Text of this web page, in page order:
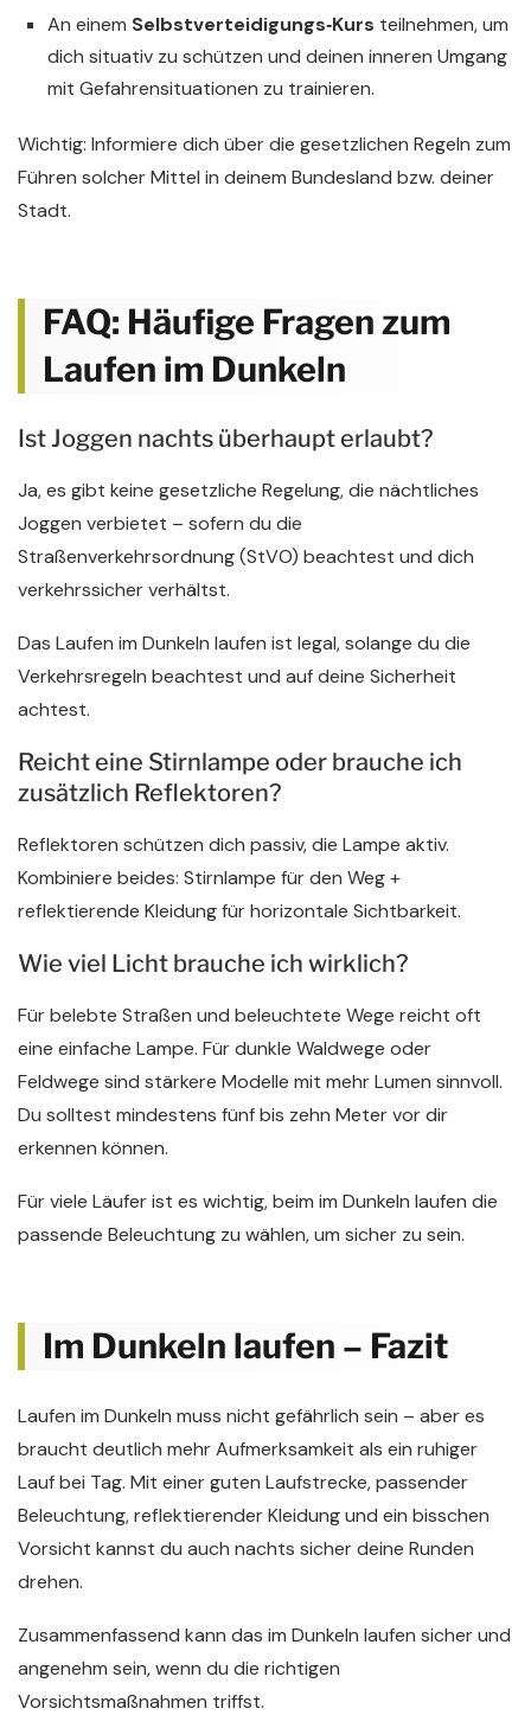
An einem Selbstverteidigungs‑Kurs teilnehmen, um
dich situativ zu schützen und deinen inneren Umgang
mit Gefahrensituationen zu trainieren.
Wichtig: Informiere dich über die gesetzlichen Regeln zum
Führen solcher Mittel in deinem Bundesland bzw. deiner
Stadt.
FAQ: Häufige Fragen zum
Laufen im Dunkeln
Ist Joggen nachts überhaupt erlaubt?
Ja, es gibt keine gesetzliche Regelung, die nächtliches
Joggen verbietet – sofern du die
Straßenverkehrsordnung (StVO) beachtest und dich
verkehrssicher verhältst.
Das Laufen im Dunkeln laufen ist legal, solange du die
Verkehrsregeln beachtest und auf deine Sicherheit
achtest.
Reicht eine Stirnlampe oder brauche ich
zusätzlich Reflektoren?
Reflektoren schützen dich passiv, die Lampe aktiv.
Kombiniere beides: Stirnlampe für den Weg +
reflektierende Kleidung für horizontale Sichtbarkeit.
Wie viel Licht brauche ich wirklich?
Für belebte Straßen und beleuchtete Wege reicht oft
eine einfache Lampe. Für dunkle Waldwege oder
Feldwege sind stärkere Modelle mit mehr Lumen sinnvoll.
Du solltest mindestens fünf bis zehn Meter vor dir
erkennen können.
Für viele Läufer ist es wichtig, beim im Dunkeln laufen die
passende Beleuchtung zu wählen, um sicher zu sein.
Im Dunkeln laufen – Fazit
Laufen im Dunkeln muss nicht gefährlich sein – aber es
braucht deutlich mehr Aufmerksamkeit als ein ruhiger
Lauf bei Tag. Mit einer guten Laufstrecke, passender
Beleuchtung, reflektierender Kleidung und ein bisschen
Vorsicht kannst du auch nachts sicher deine Runden
drehen.
Zusammenfassend kann das im Dunkeln laufen sicher und
angenehm sein, wenn du die richtigen
Vorsichtsmaßnahmen triffst.